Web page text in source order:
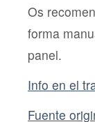
Os
forma
panel.
Info en el
Fuente